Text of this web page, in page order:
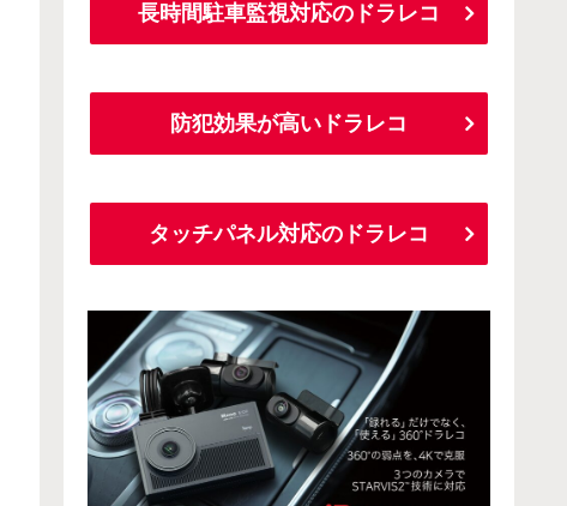
長時間駐車監視対応のドラレコ
防犯効果が高いドラレコ
タッチパネル対応のドラレコ